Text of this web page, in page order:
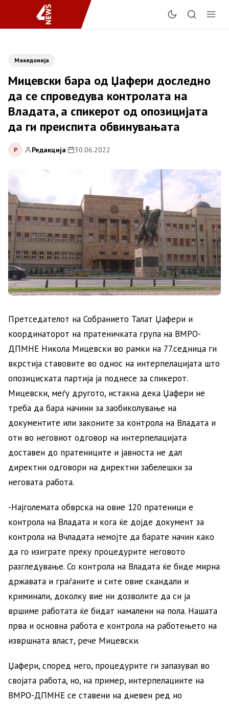
Македонија
Мицевски бара од Џафери доследно
да се спроведува контролата на
Владата, а спикерот од опозицијата
да ги преиспита обвинувањата
Р Редакција| 30.06.2022
Претседателот на Собранието Талат Џафери и
координаторот на пратеничката група на ВМРО-
ДПМНЕ Никола Мицевски во рамки на 77.седница ги
вкрстија ставовите во однос на интерпелацијата што
опозициската партија ја поднесе за спикерот.
Мицевски, меѓу другото, истакна дека Џафери не
треба да бара начини за заобиколување на
документите или законите за контрола на Владата и
оти во неговиот одговор на интерпелацијата
доставен до пратениците и јавноста не дал
директни одговори на директни забелешки за
неговата работа.
-Најголемата обврска на овие 120 пратеници е
контрола на Владата и кога ќе дојде документ за
контрола на Вчладата немојте да барате начин како
да го изиграте преку процедурите неговото
разгледување. Со контрола на Владата ќе биде мирна
државата и граѓаните и сите овие скандали и
криминали, доколку вие ни дозволите да си ја
вршиме работата ќе бидат намалени на пола. Нашата
прва и основна работа е контрола на работењето на
извршната власт, рече Мицевски.
Џафери, според него, процедурите ги запазувал во
својата работа, но, на пример, интерпелациите на
ВМРО-ДПМНЕ се ставени на дневен ред но